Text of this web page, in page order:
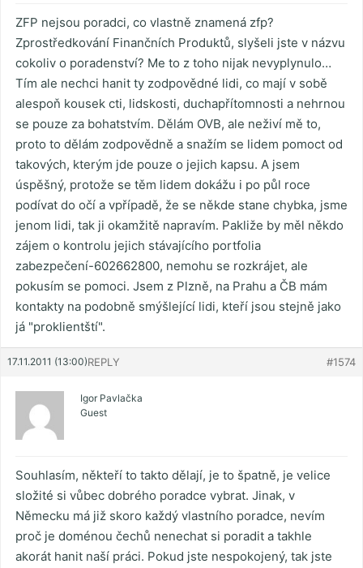
ZFP nejsou poradci, co vlastně znamená zfp?
Zprostředkování Finančních Produktů, slyšeli jste v názvu
cokoliv o poradenství? Me to z toho nijak nevyplynulo…
Tím ale nechci hanit ty zodpovědné lidi, co mají v sobě
alespoň kousek cti, lidskosti, duchapřítomnosti a nehrnou
se pouze za bohatstvím. Dělám OVB, ale neživí mě to,
proto to dělám zodpovědně a snažím se lidem pomoct od
takových, kterým jde pouze o jejich kapsu. A jsem
úspěšný, protože se těm lidem dokážu i po půl roce
podívat do očí a vpřípadě, že se někde stane chybka, jsme
jenom lidi, tak ji okamžitě napravím. Pakliže by měl někdo
zájem o kontrolu jejich stávajícího portfolia
zabezpečení-602662800, nemohu se rozkrájet, ale
pokusím se pomoci. Jsem z Plzně, na Prahu a ČB mám
kontakty na podobně smýšlející lidi, kteří jsou stejně jako
já "proklientští".
17.11.2011 (13:00) #1574
REPLY
Igor Pavlačka
Guest
Souhlasím, někteří to takto dělají, je to špatně, je velice
složité si vůbec dobrého poradce vybrat. Jinak, v
Německu má již skoro každý vlastního poradce, nevím
proč je doménou čechů nenechat si poradit a takhle
akorát hanit naší práci. Pokud jste nespokojený, tak jste